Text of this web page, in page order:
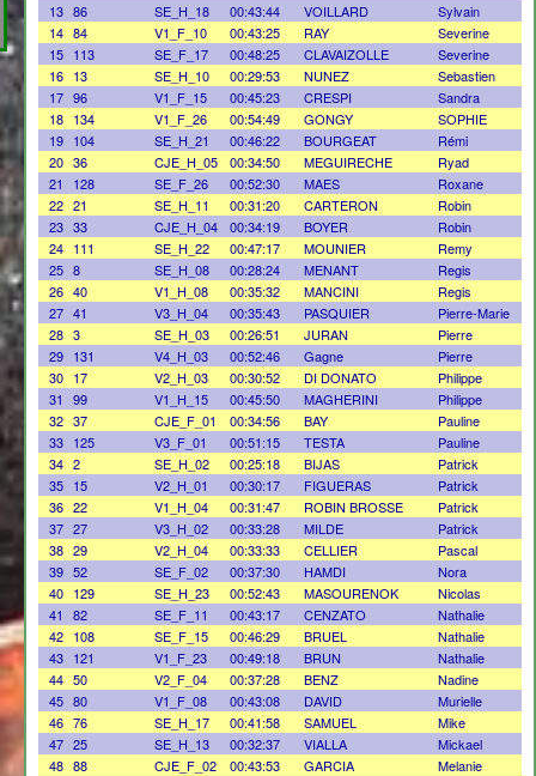
13 86 SE_H_18 00:43:44 VOILLARD
Sylvain
14 84 V1_F_10 00:43:25 RAY
Severine
15 113 SE_F_17 00:48:25 CLAVAIZOLLE
Severine
16 13 SE_H_10 00:29:53 NUNEZ
Sebastien
17 96 V1_F_15 00:45:23 CRESPI
Sandra
18 134 V1_F_26 00:54:49 GONGY
SOPHIE
19 104 SE_H_21 00:46:22 BOURGEAT
Rémi
20 36 CJE_H_05 00:34:50 MEGUIRECHE
Ryad
21
128 SE_F_26 00:52:30 MAES
Roxane
22 21 SE_H_11 00:31:20 CARTERON
Robin
23 33 CJE_H_04 00:34:19 BOYER
Robin
24 111 SE_H_22 00:47:17 MOUNIER
Remy
25 8 SE_H_08 00:28:24 MENANT
Regis
26 40 V1_H_08 00:35:32 MANCINI
Regis
27 41 V3_H_04 00:35:43 PASQUIER
Pierre-Marie
28 3 SE_H_03 00:26:51 JURAN
Pierre
29 131 V4_H_03 00:52:46 Gagne
Pierre
30 17 V2_H_03 00:30:52 DI DONATO
Philippe
31
99 V1_H_15 00:45:50 MAGHERINI
Philippe
32 37 CJE_F_01 00:34:56 BAY
Pauline
33 125 V3_F_01 00:51:15 TESTA
Pauline
34 2 SE_H_02 00:25:18 BIJAS
Patrick
35 15 V2_H_01 00:30:17 FIGUERAS
Patrick
36 22 V1_H_04 00:31:47 ROBIN BROSSE
Patrick
37 27 V3_H_02 00:33:28 MILDE
Patrick
38 29 V2_H_04 00:33:33 CELLIER
Pascal
39 52 SE_F_02 00:37:30 HAMDI
Nora
40 129 SE_H_23 00:52:43 MASOURENOK
Nicolas
41
82 SE_F_11 00:43:17 CENZATO
Nathalie
42 108 SE_F_15 00:46:29 BRUEL
Nathalie
43 121 V1_F_23 00:49:18 BRUN
Nathalie
44 50 V2_F_04 00:37:28 BENZ
Nadine
45 80 V1_F_08 00:43:08 DAVID
Murielle
46 76 SE_H_17 00:41:58 SAMUEL
Mike
47 25 SE_H_13 00:32:37 VIALLA
Mickael
48 88 CJE_F_02 00:43:53 GARCIA
Melanie